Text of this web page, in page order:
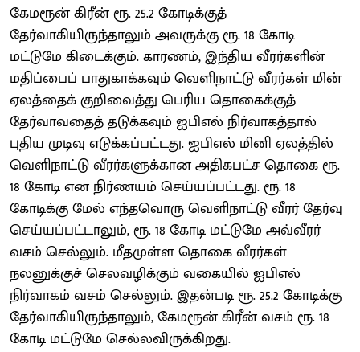
கேமரூன் கிரீன் ரூ. 25.2 கோடிக்குத்
தேர்வாகியிருந்தாலும் அவருக்கு ரூ. 18 கோடி
மட்டுமே கிடைக்கும். காரணம், இந்திய வீரர்களின்
மதிப்பைப் பாதுகாக்கவும் வெளிநாட்டு வீரர்கள் மின்
ஏலத்தைக் குறிவைத்து பெரிய தொகைக்குத்
தேர்வாவதைத் தடுக்கவும் ஐபிஎல் நிர்வாகத்தால்
புதிய முடிவு எடுக்கப்பட்டது. ஐபிஎல் மினி ஏலத்தில்
வெளிநாட்டு வீரர்களுக்கான அதிகபட்ச தொகை ரூ.
18 கோடி என நிர்ணயம் செய்யப்பட்டது. ரூ. 18
கோடிக்கு மேல் எந்தவொரு வெளிநாட்டு வீரர் தேர்வு
செய்யப்பட்டாலும், ரூ. 18 கோடி மட்டுமே அவ்வீரர்
வசம் செல்லும். மீதமுள்ள தொகை வீரர்கள்
நலனுக்குச் செலவழிக்கும் வகையில் ஐபிஎல்
நிர்வாகம் வசம் செல்லும். இதன்படி ரூ. 25.2 கோடிக்கு
தேர்வாகியிருந்தாலும், கேமரூன் கிரீன் வசம் ரூ. 18
கோடி மட்டுமே செல்லவிருக்கிறது.